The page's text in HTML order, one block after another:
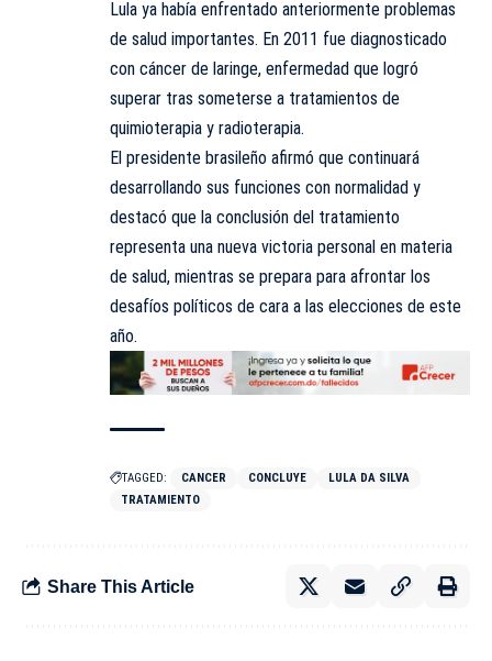
Lula ya había enfrentado anteriormente problemas
de salud importantes. En 2011 fue diagnosticado
con cáncer de laringe, enfermedad que logró
superar tras someterse a tratamientos de
quimioterapia y radioterapia.
El presidente brasileño afirmó que continuará
desarrollando sus funciones con normalidad y
destacó que la conclusión del tratamiento
representa una nueva victoria personal en materia
de salud, mientras se prepara para afrontar los
desafíos políticos de cara a las elecciones de este
año.
TAGGED: CANCER CONCLUYE
LULA DA SILVA
TRATAMIENTO
Share This Article